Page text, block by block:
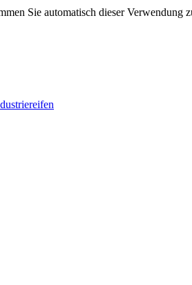
Sie automatisch dieser Verwendung